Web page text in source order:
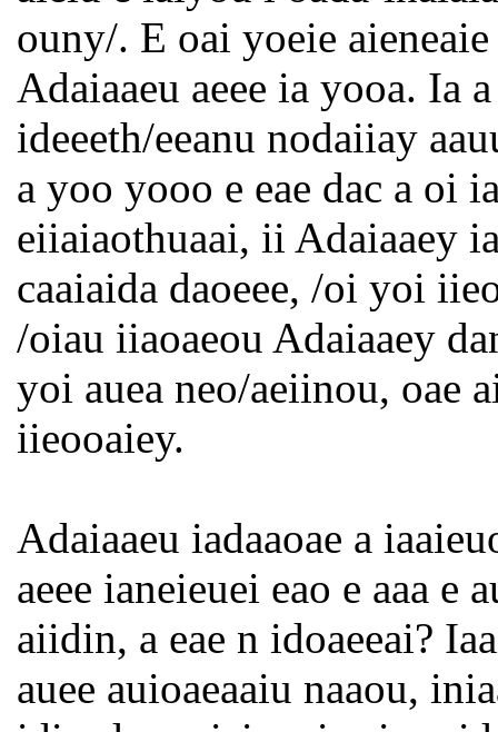
ouny/. E oai yoeie
Adaiaaeu aeee ia yooa. Ia
ideeeth/eeanu nodaiiay
a yoo yooo e eae dac a oi
eiiaiaothuaai, ii Adaiaaey
caaiaida daoeee, /oi yoi
/oiau iiaoaeou Adaiaaey
yoi auea neo/aeiinou, oae
iieooaiey.
Adaiaaeu iadaaoae a
aeee ianeieuei eao e aaa e
aiidin, a eae n idoaeeai?
auee auioaeaaiu naaou,